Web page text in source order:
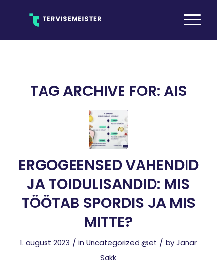
TAG ARCHIVE FOR: AIS
ERGOGEENSED VAHENDID
JA TOIDULISANDID: MIS
TÖÖTAB SPORDIS JA MIS
MITTE?
1. august 2023 / inUncategorized @et / byJanar
Säkk